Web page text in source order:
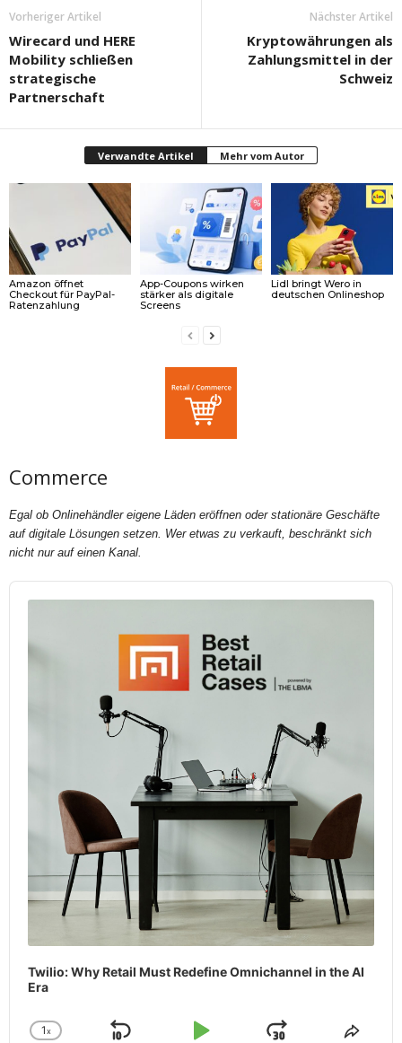
Vorheriger Artikel
Wirecard und HERE
Mobility schließen
strategische
Partnerschaft
Nächster Artikel
Kryptowährungen als
Zahlungsmittel in der
Schweiz
Verwandte Artikel Mehr vom Autor
Amazon öffnet
Checkout für PayPal-
Ratenzahlung
App-Coupons wirken
stärker als digitale
Screens
Lidl bringt Wero in
deutschen Onlineshop
Commerce
Egal ob Onlinehändler eigene Läden eröffnen oder stationäre Geschäfte
auf digitale Lösungen setzen. Wer etwas zu verkauft, beschränkt sich
nicht nur auf einen Kanal.
Audio
Player
Twilio: Why Retail Must Redefine Omnichannel in the AI
Era
Change
1x Share